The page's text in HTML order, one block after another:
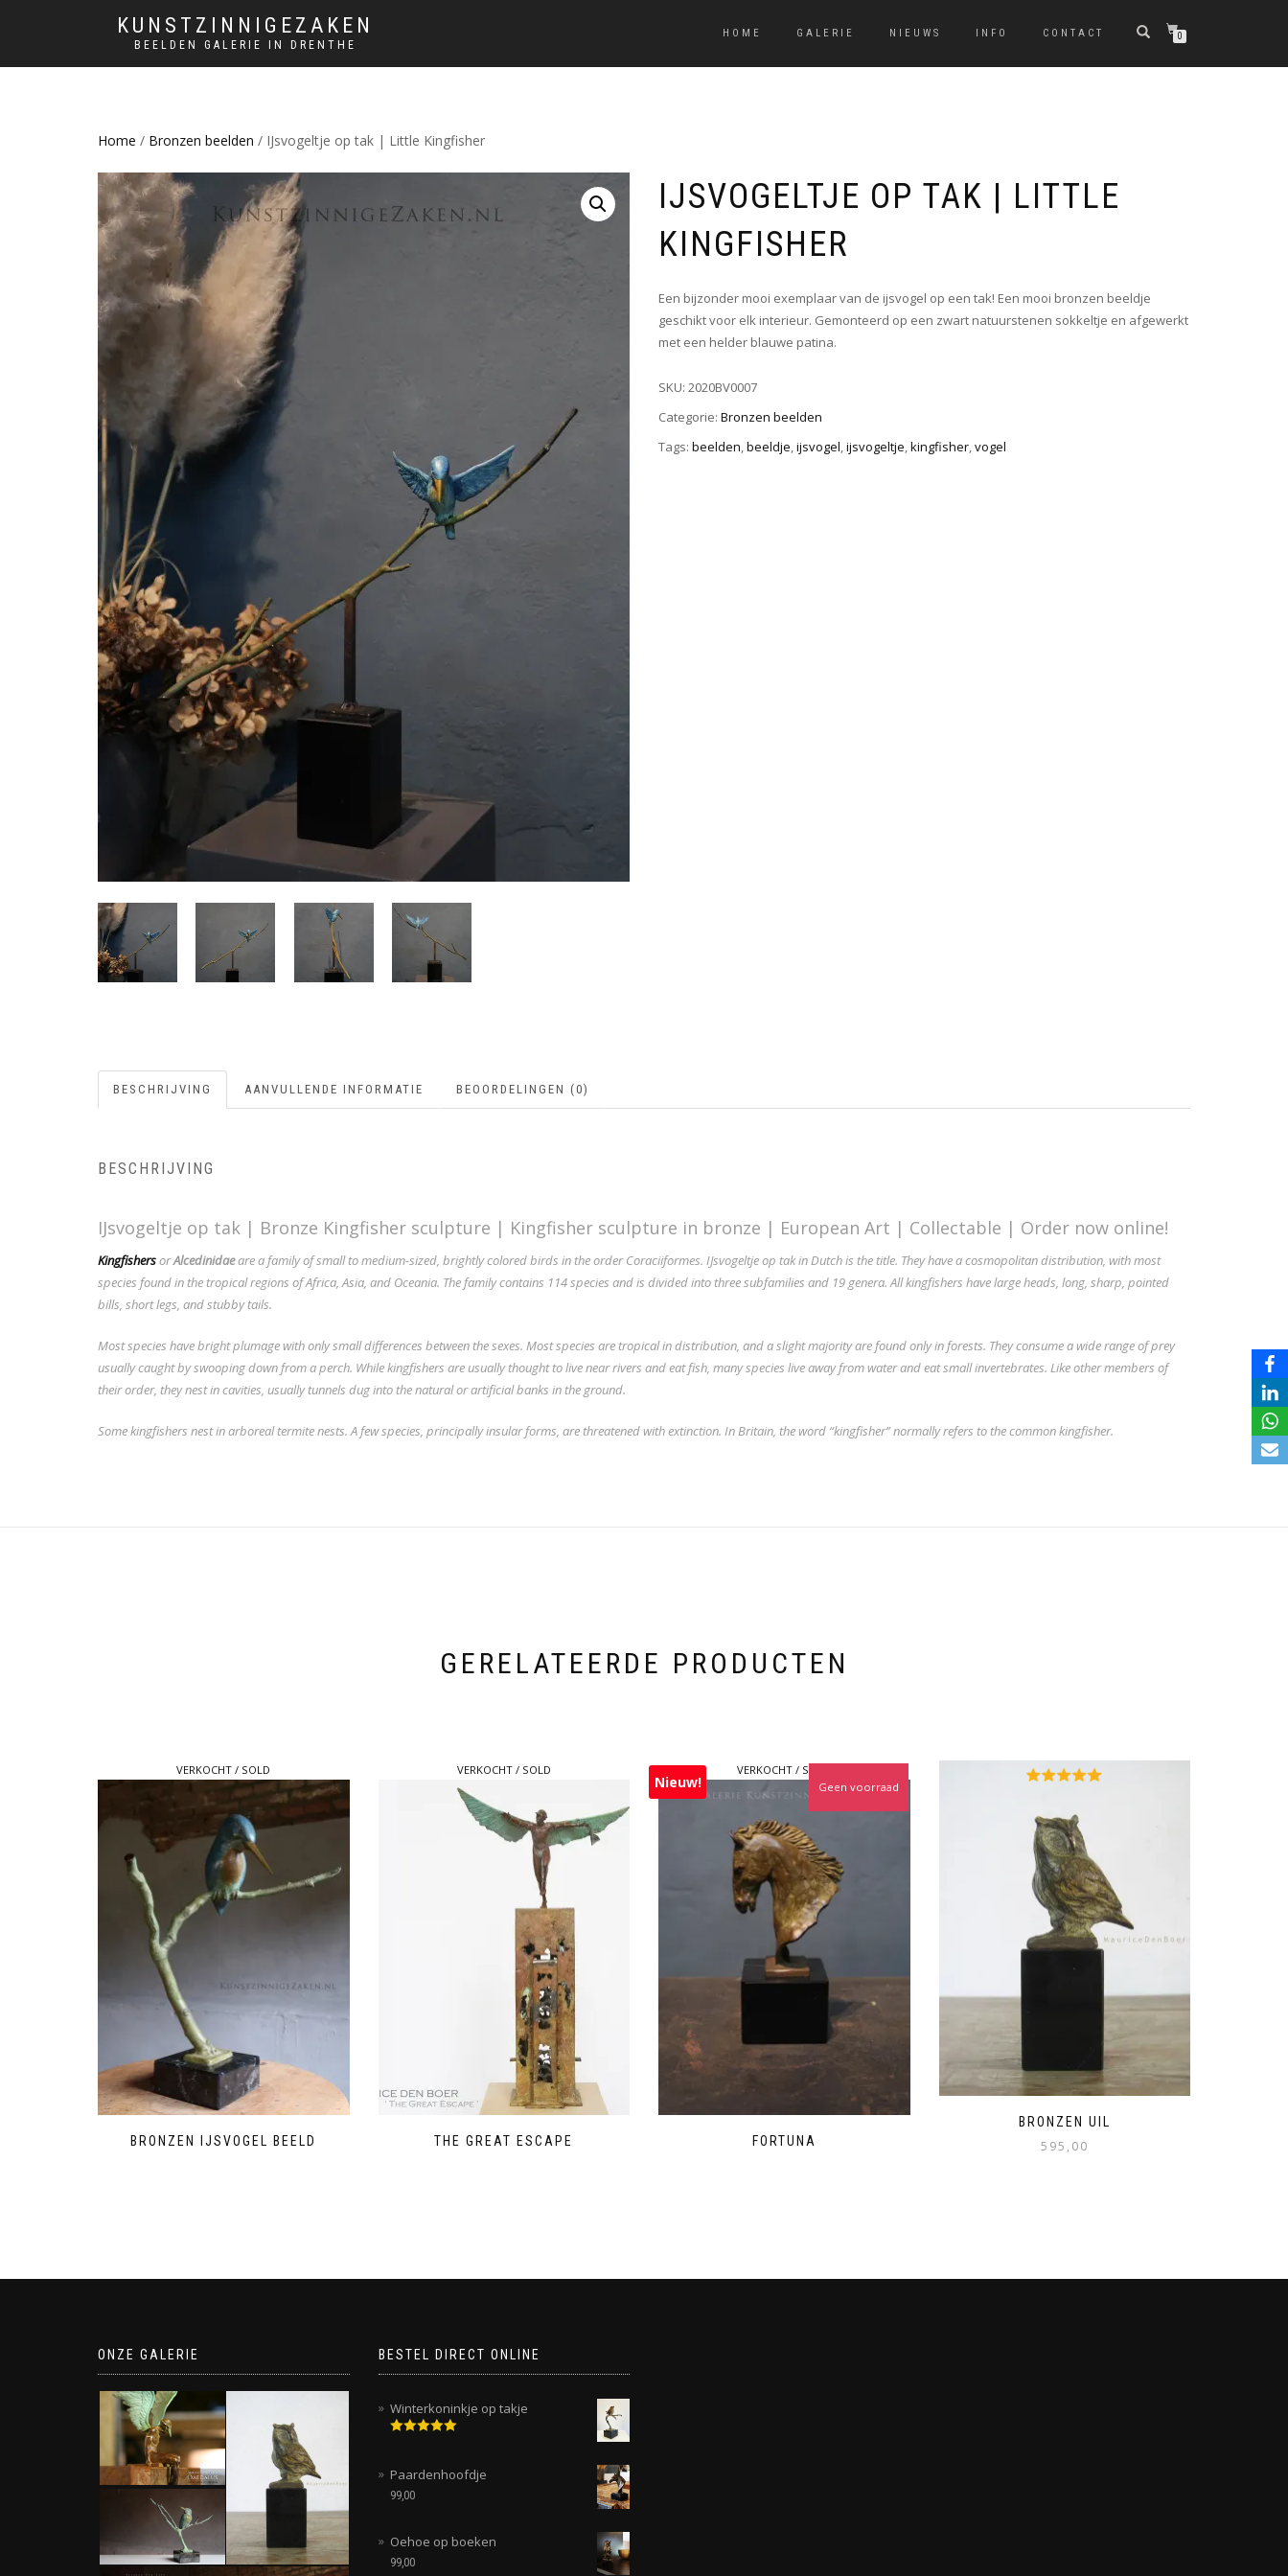
KUNSTZINNIGEZAKEN
BEELDEN GALERIE IN DRENTHE
HOME GALERIE NIEUWS INFO CONTACT 0
Home / Bronzen beelden / IJsvogeltje op tak | Little Kingfisher
IJSVOGELTJE OP TAK | LITTLE
KINGFISHER
Een bijzonder mooi exemplaar van de ijsvogel op een tak! Een mooi bronzen beeldje
geschikt voor elk interieur. Gemonteerd op een zwart natuurstenen sokkeltje en afgewerkt
met een helder blauwe patina.
SKU: 2020BV0007
Categorie: Bronzen beelden
Tags: beelden,beeldje,ijsvogel,ijsvogeltje,kingfisher,vogel
BESCHRIJVING AANVULLENDE INFORMATIE BEOORDELINGEN (0)
BESCHRIJVING
IJsvogeltje op tak | Bronze Kingfisher sculpture | Kingfisher sculpture in bronze | European Art | Collectable | Order now online!
KingfishersorAlcedinidaeare afamilyof small to medium-sized, brightly colored birds in the orderCoraciiformes. IJsvogeltje op tak in Dutch is the title. They have acosmopolitan distribution, with most
species found in the tropical regions of Africa, Asia, and Oceania. The family contains 114 species and is divided into threesubfamilies and 19 genera. All kingfishers have large heads, long, sharp, pointed
bills, short legs, and stubby tails.
Most species have brightplumagewith only small differences between the sexes. Most species are tropical in distribution, and a slight majority are found only in forests. They consume a wide range of prey
usually caught by swooping down from a perch. While kingfishers are usually thought to live near rivers and eat fish, many species live away from water and eat small invertebrates. Like other members of
their order, they nest in cavities, usually tunnels dug into the natural or artificial banks in the ground.
Some kingfishers nest in arboreal termite nests. A few species, principally insular forms, arethreatenedwith extinction. In Britain, the word “kingfisher” normally refers to thecommon kingfisher.
GERELATEERDE PRODUCTEN
VERKOCHT / SOLD
BRONZEN IJSVOGEL BEELD
VERKOCHT / SOLD
THE GREAT ESCAPE
VERKOCHT / SOLD
Nieuw!
FORTUNA
Geen voorraad
BRONZEN UIL
595,00
ONZE GALERIE BESTEL DIRECT ONLINE
Winterkoninkje op takje
Paardenhoofdje
99,00
Oehoe op boeken
99,00